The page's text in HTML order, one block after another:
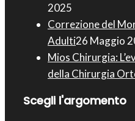
2025
Correzione del
Adulti26 Maggio
Mios Chirurgia :
della Chirurgia
Scegli l'argomento